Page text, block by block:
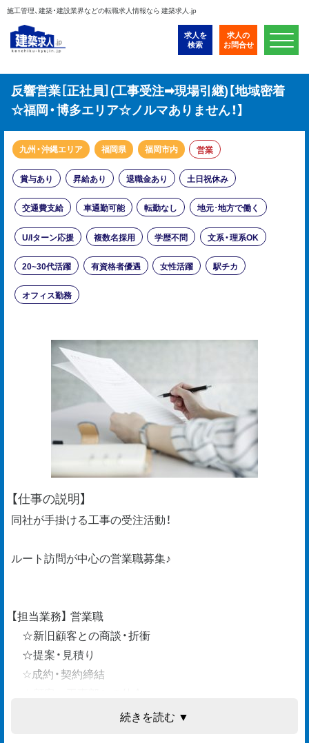
施工管理、建築・建設業界などの転職求人情報なら 建築求人.jp
求人を
検索
求人の
お問合せ
反響営業［正社員］(工事受注➡現場引継)【地域密着
☆福岡・博多エリア☆ノルマありません！】
九州・沖縄エリア 福岡県 福岡市内 営業
賞与あり 昇給あり 退職金あり 土日祝休み
交通費支給 車通勤可能 転勤なし 地元･地方で働く
U/Iターン応援 複数名採用 学歴不問 文系・理系OK
20~30代活躍 有資格者優遇 女性活躍 駅チカ
オフィス勤務
【仕事の説明】
同社が手掛ける工事の受注活動！
ルート訪問が中心の営業職募集♪
【担当業務】 営業職
☆新旧顧客との商談・折衝
☆提案・見積り
☆成約・契約締結
続きを読む ▼